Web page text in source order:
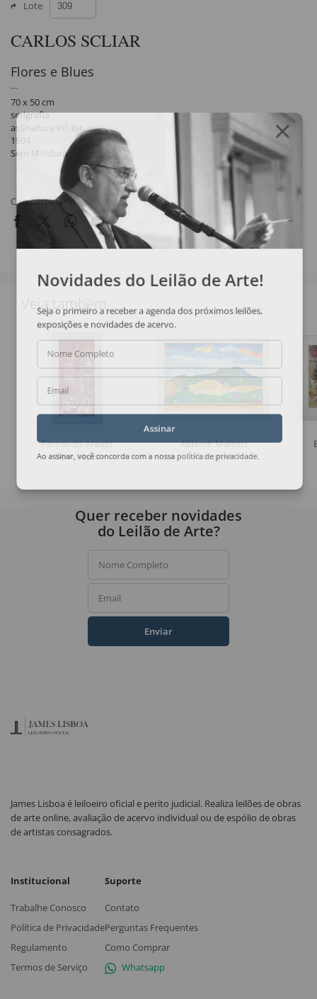
Lote
CARLOS SCLIAR
Flores e Blues
70 x 50 cm
serigrafia
assinatura inf. dir.
1994
Sem Moldura
Compartilhar
Veja também
Fernando Araujo
Sem Título
Aldemir Martins
Paisagem
Novidades do Leilão de Arte!
Seja o primeiro a receber a agenda dos próximos leilões,
exposições e novidades de acervo.
Nome Completo
Email
Assinar
Ao assinar, você concorda com a nossa política de privacidade
Quer receber novidades
do Leilão de Arte?
Nome Completo
Email
Enviar
James Lisboa é leiloeiro oficial e perito judicial. Realiza leilões de obras
de arte online, avaliação de acervo individual ou de espólio de obras
de artistas consagrados.
Institucional
Trabalhe Conosco
Política de Privacidade
Regulamento
Termos de Serviço
Suporte
Contato
Perguntas Frequentes
Como Comprar
Whatsapp